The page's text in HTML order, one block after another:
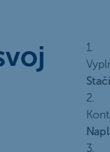
1.
2.
3.